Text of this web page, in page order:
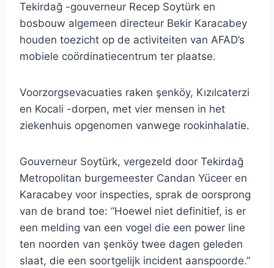
Tekirdağ -gouverneur Recep Soytürk en
bosbouw algemeen directeur Bekir Karacabey
houden toezicht op de activiteiten van AFAD’s
mobiele coördinatiecentrum ter plaatse.
Voorzorgsevacuaties raken şenköy, Kızılcaterzi
en Kocali -dorpen, met vier mensen in het
ziekenhuis opgenomen vanwege rookinhalatie.
Gouverneur Soytürk, vergezeld door Tekirdağ
Metropolitan burgemeester Candan Yüceer en
Karacabey voor inspecties, sprak de oorsprong
van de brand toe: “Hoewel niet definitief, is er
een melding van een vogel die een power line
ten noorden van şenköy twee dagen geleden
slaat, die een soortgelijk incident aanspoorde.”